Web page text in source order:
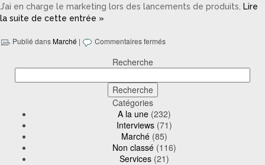
J’ai en charge le marketing lors des lancements de produits,
Lire
la suite de cette entrée »
Publié dansMarché | Commentaires fermés
Recherche
Catégories
A la une (232)
Interviews (71)
Marché (85)
Non classé (116)
Services (21)